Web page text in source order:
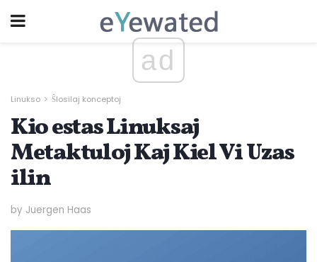
ad
Linukso Ŝlosilaj konceptoj
Kio estas Linuksaj
Metaktuloj Kaj Kiel Vi Uzas
ilin
by Juergen Haas